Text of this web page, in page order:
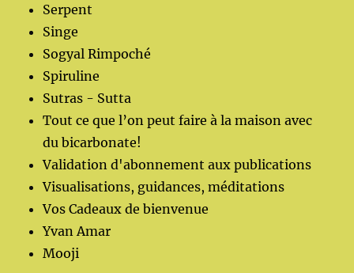
Serpent
Singe
Sogyal Rimpoché
Spiruline
Sutras - Sutta
Tout ce que l’on peut faire à la maison avec
du bicarbonate!
Validation d'abonnement aux publications
Visualisations, guidances, méditations
Vos Cadeaux de bienvenue
Yvan Amar
Mooji